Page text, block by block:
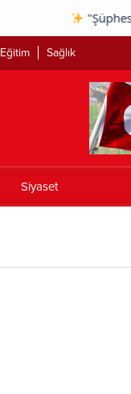
"Şüphesiz
Eğitim Sağlık
Siyaset